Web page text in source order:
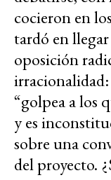
cocieron en
tardó en
oposición
irracionalidad:
“golpea a los
y es
sobre una
del proyecto.